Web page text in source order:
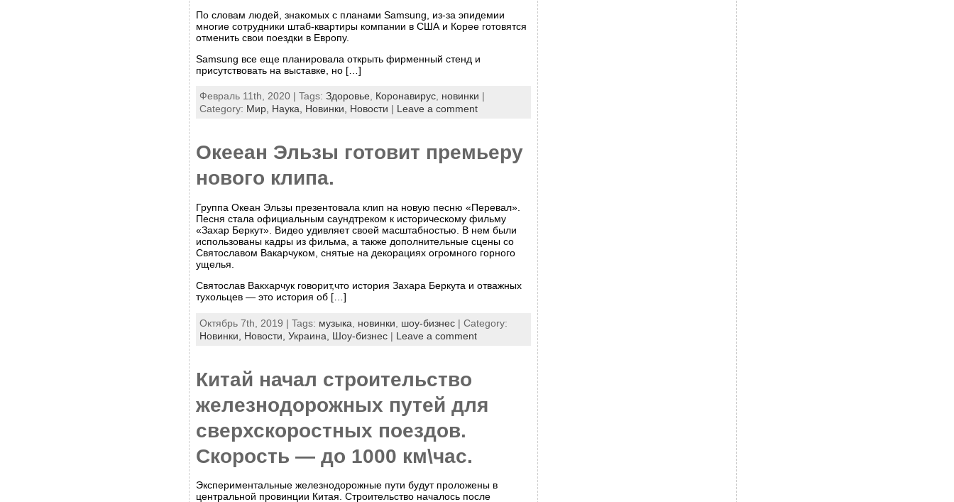
По словам людей, знакомых с планами Samsung, из-за эпидемии
многие сотрудники штаб-квартиры компании в США и Корее готовятся
отменить свои поездки в Европу.
Samsung все еще планировала открыть фирменный стенд и
присутствовать на выставке, но […]
Февраль 11th, 2020 | Tags: Здоровье, Коронавирус, новинки |
Category: Мир, Наука, Новинки, Новости | Leave a comment
Окееан Эльзы готовит премьеру
нового клипа.
Группа Океан Эльзы презентовала клип на новую песню «Перевал».
Песня стала официальным саундтреком к историческому фильму
«Захар Беркут». Видео удивляет своей масштабностью. В нем были
использованы кадры из фильма, а также дополнительные сцены со
Святославом Вакарчуком, снятые на декорациях огромного горного
ущелья.
Святослав Вакхарчук говорит,что история Захара Беркута и отважных
тухольцев — это история об […]
Октябрь 7th, 2019 | Tags: музыка новинки шоу-бизнес | Category:
Новинки, Новости, Украина, Шоу-бизнес | Leave a comment
Китай начал строительство
железнодорожных путей для
сверхскоростных поездов.
Скорость — до 1000 км\час.
Экспериментальные железнодорожные пути будут проложены в
центральной провинции Китая. Строительство началось после